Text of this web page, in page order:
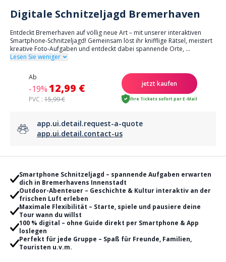
Digitale Schnitzeljagd Bremerhaven
Entdeckt Bremerhaven auf völlig neue Art – mit unserer interaktiven
Smartphone-Schnitzeljagd! Gemeinsam löst ihr knifflige Rätsel, meistert
kreative Foto-Aufgaben und entdeckt dabei spannende Orte, ...
Lesen Sie weniger
Ab
-19%12,99 €
PVC : 15,99 €
jetzt kaufen
Ihre Tickets sofort per E-Mail
app.ui.detail.request-a-quote
app.ui.detail.contact-us
Smartphone Schnitzeljagd – spannende Aufgaben erwarten
dich in Bremerhavens Innenstadt
Outdoor-Abenteuer – Geschichte & Kultur interaktiv an der
frischen Luft erleben
Maximale Flexibilität – Starte, spiele und pausiere deine
Tour wann du willst
100 % digital – ohne Guide direkt per Smartphone & App
loslegen
Perfekt für jede Gruppe – Spaß für Freunde, Familien,
Touristen u.v.m.